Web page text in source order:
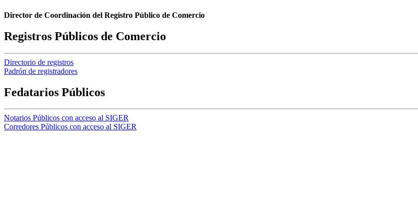
Director de Coordinación del Registro Público de Comercio
Registros Públicos de Comercio
Directorio de registros
Padrón de registradores
Fedatarios Públicos
Notarios Públicos con acceso al SIGER
Corredores Públicos con acceso al SIGER